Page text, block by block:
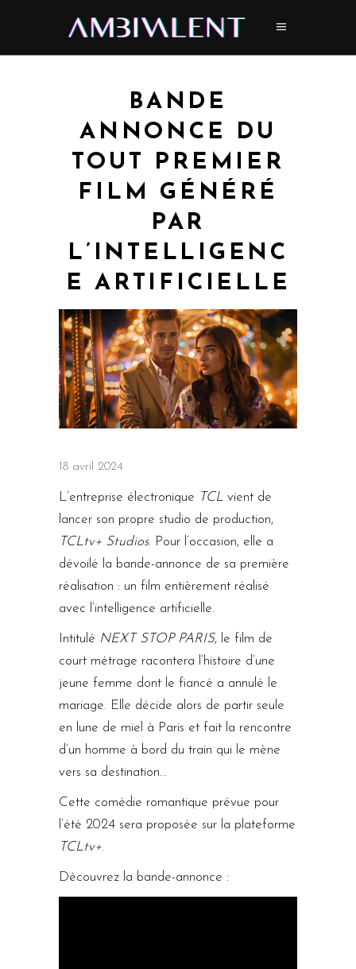
BANDE
ANNONCE DU
TOUT PREMIER
FILM GÉNÉRÉ
PAR
L’INTELLIGENC
E ARTIFICIELLE
18 avril 2024
L’entreprise électronique TCL vient de
lancer son propre studio de production,
TCLtv+ Studios. Pour l’occasion, elle a
dévoilé la bande-annonce de sa première
réalisation : un film entièrement réalisé
avec l’intelligence artificielle.
Intitulé NEXT STOP PARIS, le film de
court métrage racontera l’histoire d’une
jeune femme dont le fiancé a annulé le
mariage. Elle décide alors de partir seule
en lune de miel à Paris et fait la rencontre
d’un homme à bord du train qui le mène
vers sa destination…
Cette comédie romantique prévue pour
l’été 2024 sera proposée sur la plateforme
TCLtv+.
Découvrez la bande-annonce :